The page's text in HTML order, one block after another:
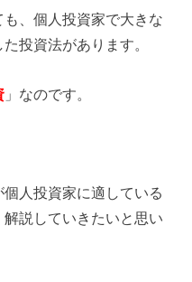
、個人投資家で大きな
投資法があります。
」なのです。
人投資家に適している
説していきたいと思い